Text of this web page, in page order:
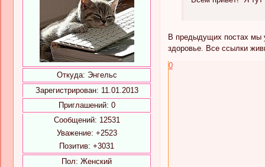
Откуда: Энгельс
Зарегистрирован: 11.01.2013
Приглашений: 0
Сообщений: 12531
Уважение: +2523
Позитив: +3031
Пол: Женский
В предыдущих постах мы
здоровье. Все ссылки
0